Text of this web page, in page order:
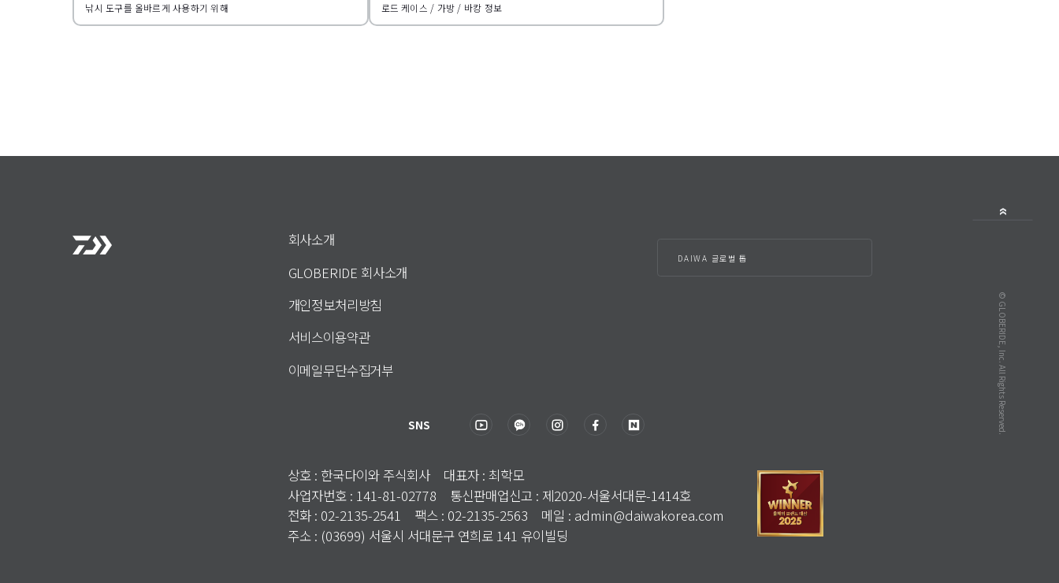
낚시 도구를 올바르게 사용하기 위해 로드 케이스 / 가방 / 바캉 정보
회사소개
GLOBERIDE 회사소개
개인정보처리방침
서비스이용약관
이메일무단수집거부
DAIWA 글로벌 톱
© GLOBERIDE, Inc. All Rights Reserved.
SNS
상호 : 한국다이와 주식회사 대표자 : 최학모
사업자번호 : 141-81-02778 통신판매업신고 : 제2020-서울서대문-1414호
전화 : 02-2135-2541 팩스 : 02-2135-2563 메일 : admin@daiwakorea.com
주소 : (03699) 서울시 서대문구 연희로 141 유이빌딩